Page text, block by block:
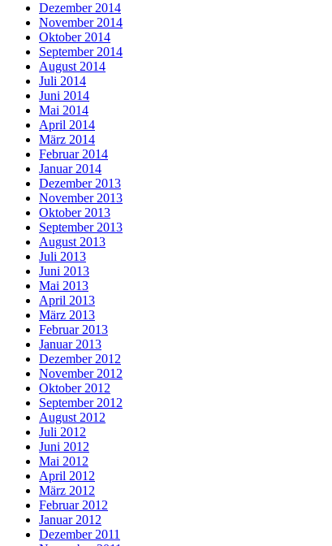
Dezember 2014
November 2014
Oktober 2014
September 2014
August 2014
Juli 2014
Juni 2014
Mai 2014
April 2014
März 2014
Februar 2014
Januar 2014
Dezember 2013
November 2013
Oktober 2013
September 2013
August 2013
Juli 2013
Juni 2013
Mai 2013
April 2013
März 2013
Februar 2013
Januar 2013
Dezember 2012
November 2012
Oktober 2012
September 2012
August 2012
Juli 2012
Juni 2012
Mai 2012
April 2012
März 2012
Februar 2012
Januar 2012
Dezember 2011